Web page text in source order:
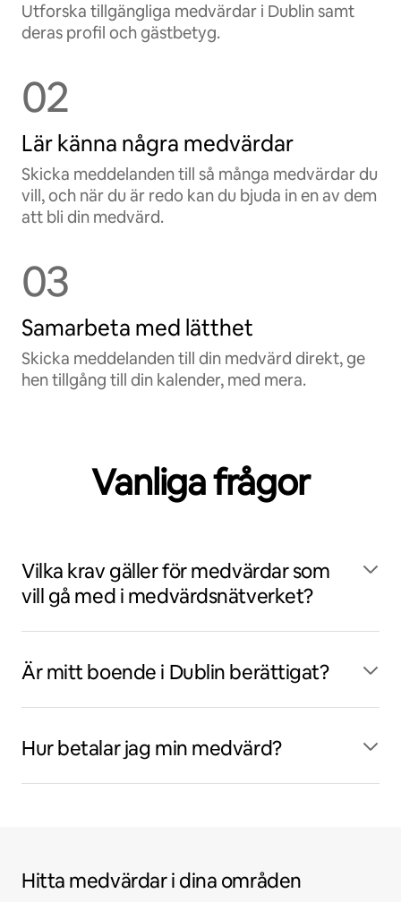
Utforska tillgängliga medvärdar i Dublin samt
deras profil och gästbetyg.
02
Lär känna några medvärdar
Skicka meddelanden till så många medvärdar du
vill, och när du är redo kan du bjuda in en av dem
att bli din medvärd.
03
Samarbeta med lätthet
Skicka meddelanden till din medvärd direkt, ge
hen tillgång till din kalender, med mera.
Vanliga frågor
Vilka krav gäller för medvärdar som
vill gå med i medvärdsnätverket?
Är mitt boende i Dublin berättigat?
Hur betalar jag min medvärd?
Hitta medvärdar i dina områden